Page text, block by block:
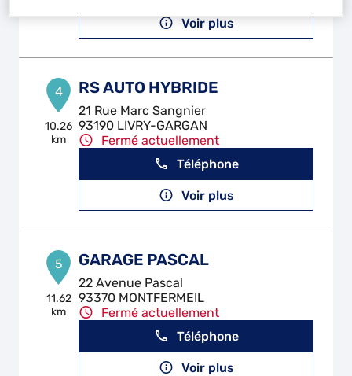
Voir plus
4
10.26
km
RS AUTO HYBRIDE
21 Rue Marc Sangnier
93190 LIVRY-GARGAN
Fermé actuellement
Téléphone
Voir plus
5
11.62
km
GARAGE PASCAL
22 Avenue Pascal
93370 MONTFERMEIL
Fermé actuellement
Téléphone
Voir plus